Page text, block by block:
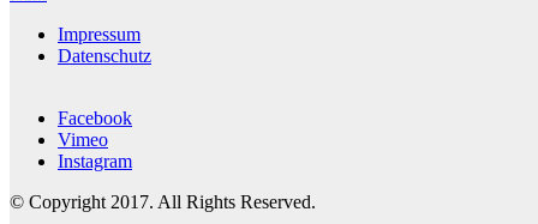
Impressum
Datenschutz
Facebook
Vimeo
Instagram
© Copyright 2017. All Rights Reserved.